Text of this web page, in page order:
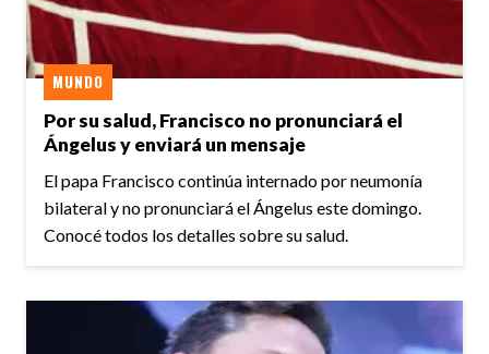
Por su salud, Francisco no pronunciará el
Ángelus y enviará un mensaje
MUNDO
El papa Francisco continúa internado por neumonía
bilateral y no pronunciará el Ángelus este domingo.
Conocé todos los detalles sobre su salud.